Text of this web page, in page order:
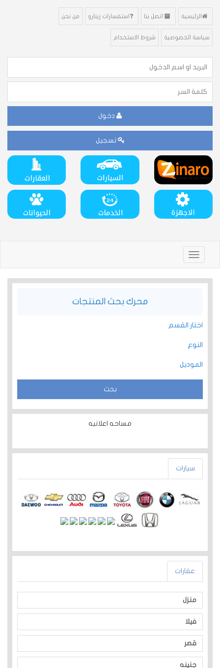
الرئيسية اتصل بنا استفسارات زينارو من نحن
سياسة الخصوصية شروط الاستخدام
دخول
تسجيل
Toggle
navigation
محرك بحث المنتجات
اختار القسم
النوع
الموديل
مساحه اعلانيه
سيارات
عقارات
منزل
فيلا
قصر
جنينه